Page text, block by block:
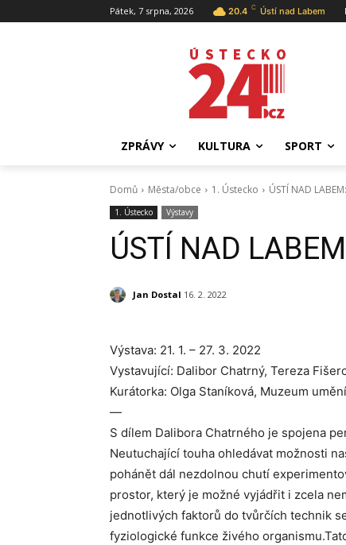
Pátek, 7 srpna, 2026 20.4 C Ústí nad Labem
ZPRÁVY KULTURA SPORT
Domů Města/obce 1. Ústecko ÚSTÍ NAD
1. Ústecko Výstavy
ÚSTÍ NAD
Jan Dostal 16. 2. 2022
Výstava: 21. 1. – 27. 3. 2022
Vystavující: Dalibor Chatrný, Tereza
Kurátorka: Olga Staníková, Muzeum
—
S dílem Dalibora Chatrného je spojena
Neutuchající touha ohledávat možnosti
pohánět dál nezdolnou chutí
prostor, který je možné vyjádřit i zcela
jednotlivých faktorů do tvůrčích technik
fyziologické funkce živého